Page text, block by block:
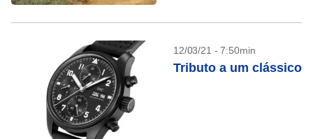
12/03/21 - 7:50min
Tributo a um clássico